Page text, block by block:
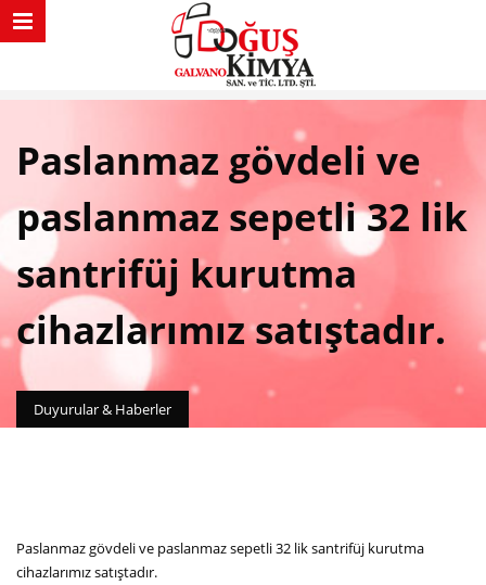
Paslanmaz gövdeli ve
paslanmaz sepetli 32 lik
santrifüj kurutma
cihazlarımız satıştadır.
Duyurular & Haberler
Paslanmaz gövdeli ve paslanmaz sepetli 32 lik santrifüj kurutma
cihazlarımız satıştadır.